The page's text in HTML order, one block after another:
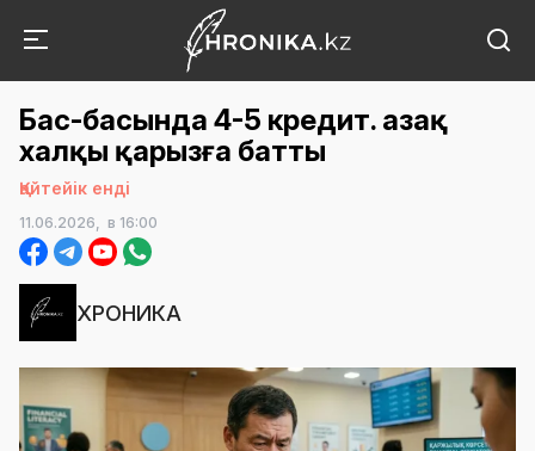
Бас-басында 4-5 кредит. Қазақ
халқы қарызға батты
Қайтейік енді
11.06.2026, в 16:00
ХРОНИКА